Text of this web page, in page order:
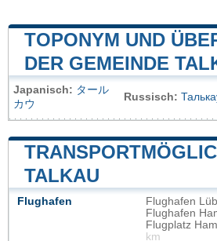
TOPONYM UND
DER GEMEINDE
Japanisch: タール
カウ
Russisch:
TALKAU
Flughafen Flughafen
Flughafen
Flugplatz
km